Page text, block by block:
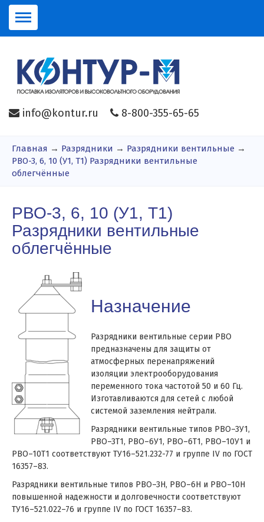
info@kontur.ru 8-800-355-65-65
Главная → Разрядники → Разрядники вентильные →
РВО-3, 6, 10 (У1, Т1) Разрядники вентильные
облегчённые
РВО-3, 6, 10 (У1, Т1)
Разрядники вентильные
облегчённые
Назначение
Разрядники вентильные серии РВО
предназначены для защиты от
атмосферных перенапряжений
изоляции электрооборудования
переменного тока частотой 50 и 60 Гц.
Изготавливаются для сетей с любой
системой заземления нейтрали.
Разрядники вентильные типов РВО–3У1,
РВО–3Т1, РВО–6У1, РВО–6Т1, РВО–10У1 и
РВО–10Т1 соответствуют ТУ16–521.232-77 и группе IV по ГОСТ
16357–83.
Разрядники вентильные типов РВО–3Н, РВО–6Н и РВО–10Н
повышенной надежности и долговечности соответствуют
ТУ16–521.022–76 и группе IV по ГОСТ 16357–83.